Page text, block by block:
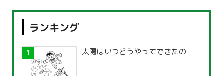
ランキング
太陽はいつどうやってできたの